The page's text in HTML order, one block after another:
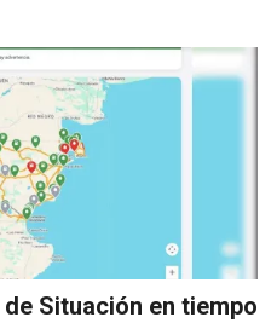
Situación en tiempo